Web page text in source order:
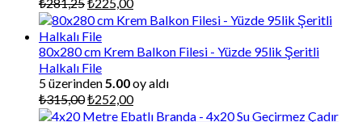
fiyat:
₺281,25.
andaki
₺225,00.
80x280 cm Krem Balkon Filesi - Yüzde 95lik Şeritli
Halkalı File
5 üzerinden 5.00oy aldı
₺315,00Orijinal
fiyat:
₺252,00Şu
andaki